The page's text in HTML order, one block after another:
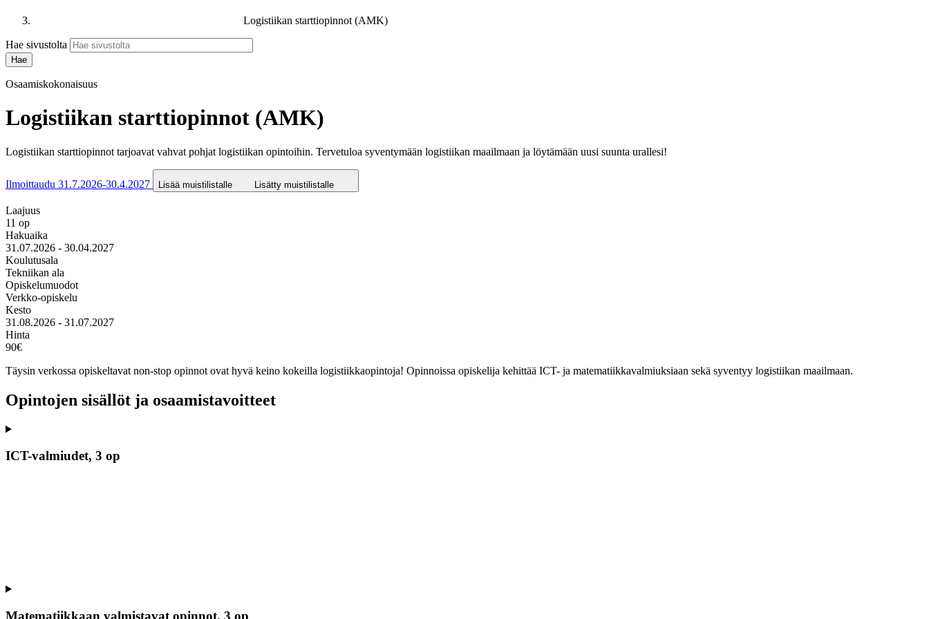
Logistiikan starttiopinnot (AMK)
Hae sivustolta
Osaamiskokonaisuus
Logistiikan starttiopinnot (AMK)
Logistiikan starttiopinnot tarjoavat vahvat pohjat logistiikan opintoihin. Tervetuloa syventymään logistiikan maailmaan ja löytämään uusi suunta urallesi!
Ilmoittaudu 31.7.2026-30.4.2027 Lisää muistilistalle Lisätty muistilistalle
Laajuus
11 op
Hakuaika
31.07.2026 - 30.04.2027
Koulutusala
Tekniikan ala
Opiskelumuodot
Verkko-opiskelu
Kesto
31.08.2026 - 31.07.2027
Hinta
90€
Täysin verkossa opiskeltavat non-stop opinnot ovat hyvä keino kokeilla logistiikkaopintoja! Opinnoissa opiskelija kehittää ICT- ja matematiikkavalmiuksiaan sekä syventyy logistiikan maailmaan.
Opintojen sisällöt ja osaamistavoitteet
ICT-valmiudet, 3 op
Matematiikkaan valmistavat opinnot, 3 op